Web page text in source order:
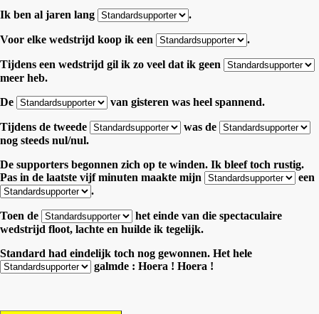
Ik ben al jaren lang .
Voor elke wedstrijd koop ik een .
Tijdens een wedstrijd gil ik zo veel dat ik geen
meer heb.
De
van gisteren was heel spannend.
Tijdens de tweede
was de
nog steeds nul/nul.
De supporters begonnen zich op te winden. Ik bleef toch rustig.
Pas in de laatste vijf minuten maakte mijn
een
.
Toen de
het einde van die spectaculaire
wedstrijd floot, lachte en huilde ik tegelijk.
Standard had eindelijk toch nog gewonnen. Het hele
galmde : Hoera ! Hoera !